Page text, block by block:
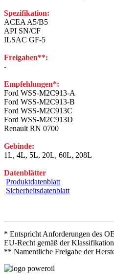
Spezifikation:
ACEA A5/B5
API SN/CF
ILSAC GF-5
Freigaben**:
-
Empfehlungen*:
Ford WSS-M2C913-A
Ford WSS-M2C913-B
Ford WSS-M2C913C
Ford WSS-M2C913D
Renault RN 0700
Gebinde:
1L, 4L, 5L, 20L, 60L, 208L
Datenblätter
Produktdatenblatt
Sicherheitsdatenblatt
* Entspricht Anforderungen des
EU-Recht gemäß der Klassifikation
** Namentliche Freigabe der